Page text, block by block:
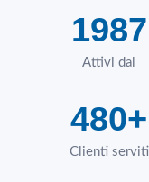
1987
Attivi dal
480+
Clienti serviti